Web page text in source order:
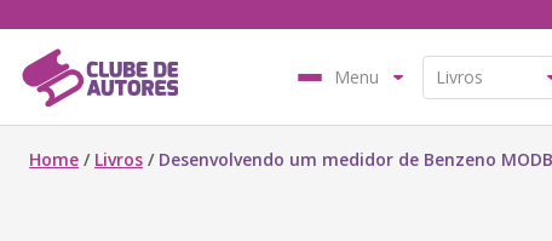
Menu
Home / Livros / Desenvolvendo um medidor de Benzeno